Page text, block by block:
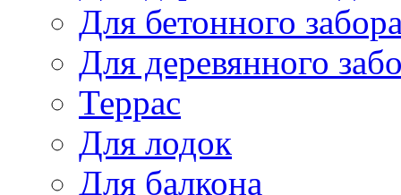
Для бетонного
Для деревянного
Террас
Для лодок
Для балкона